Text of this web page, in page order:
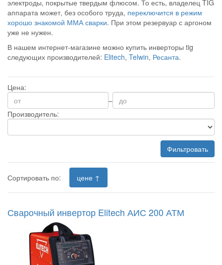
электроды, покрытые твердым флюсом. То есть, владелец TIG
аппарата может, без особого труда, переключится в режим
хорошо знакомой ММА сварки. При этом резервуар с аргоном
уже не нужен.
В нашем интернет-магазине можно купить инверторы tig
следующих производителей: Elitech, Telwin, Ресанта.
Цена:
–
Производитель:
Фильтровать
Сортировать по: цене ↑
Сварочный инвертор Elitech АИС 200 АТМ